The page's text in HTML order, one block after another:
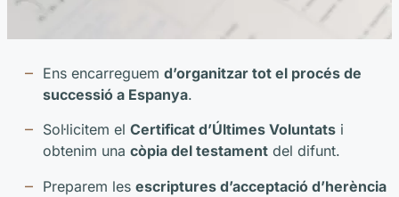
Ens encarreguem d’organitzar tot el procés de
successió a Espanya.
Sol·licitem el Certificat d’Últimes Voluntats i
obtenim una còpia del testament del difunt.
Preparem les escriptures d’acceptació d’herència